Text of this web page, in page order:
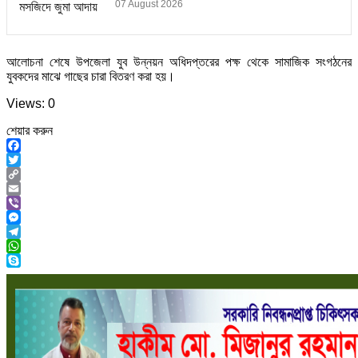
07 August 2026
আলোচনা শেষে উপজেলা যুব উন্নয়ন অধিদপ্তরের পক্ষ থেকে সামাজিক সংগঠনের
যুবকদের মাঝে গাছের চারা বিতরণ করা হয়।
Views: 0
শেয়ার করুন
Facebook
Twitter
Copy
Link
Email
Viber
Messenger
Telegram
WhatsApp
Skype